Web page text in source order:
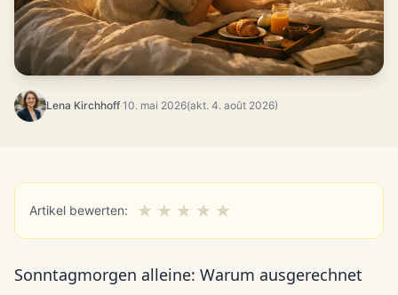
Lena Kirchhoff·10. mai 2026(akt. 4. août 2026)
Artikel bewerten: ★ ★ ★ ★ ★
Sonntagmorgen alleine: Warum ausgerechnet